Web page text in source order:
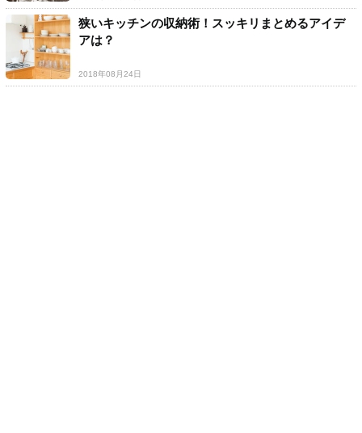
狭いキッチンの収納術！スッキリまとめるアイデ
アは？
2018年08月24日